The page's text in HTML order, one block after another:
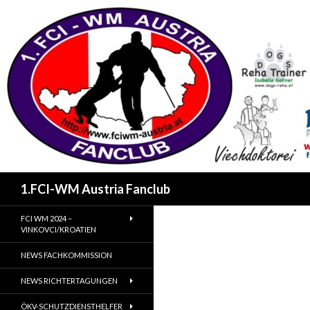
1.FCI-WM Austria Fanclub
FCI WM 2024 –
VINKOVCI/KROATIEN
NEWS FACHKOMMISSION
NEWS RICHTERTAGUNGEN
ÖKV-SCHUTZDIENSTHELFER